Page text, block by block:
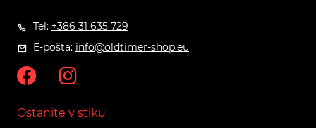
Tel: +386 31 635 729
E-pošta: info@oldtimer-shop.eu
Ostanite v stiku